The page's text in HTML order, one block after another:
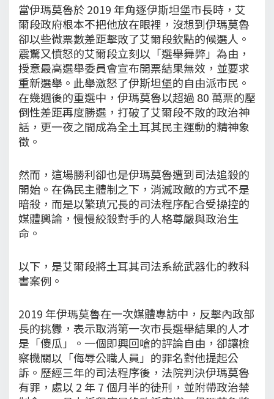
當伊瑪莫魯於 2019 年角逐伊斯坦堡市長時，艾
爾段政府根本不把他放在眼裡，沒想到伊瑪莫魯
卻以些微票數差距擊敗了艾爾段欽點的候選人。
震驚又憤怒的艾爾段立刻以「選舉舞弊」為由，
授意最高選舉委員會宣布開票結果無效，並要求
重新選舉。此舉激怒了伊斯坦堡的自由派市民。
在幾週後的重選中，伊瑪莫魯以超過 80 萬票的壓
倒性差距再度勝選，打破了艾爾段不敗的政治神
話，更一夜之間成為全土耳其民主運動的精神象
徵。
然而，這場勝利卻也是伊瑪莫魯遭到司法追殺的
開始。在偽民主體制之下，消滅政敵的方式不是
暗殺，而是以繁瑣冗長的司法程序配合受操控的
媒體輿論，慢慢絞殺對手的人格尊嚴與政治生
命。
以下，是艾爾段將土耳其司法系統武器化的教科
書案例。
2019 年伊瑪莫魯在一次媒體專訪中，反擊內政部
長的挑釁，表示取消第一次市長選舉結果的人才
是「傻瓜」。一個即興回嗆的評論自由，卻讓檢
察機關以「侮辱公職人員」的罪名對他提起公
訴。歷經三年的司法程序後，法院判決伊瑪莫魯
有罪，處以 2 年 7 個月半的徒刑，並附帶政治禁